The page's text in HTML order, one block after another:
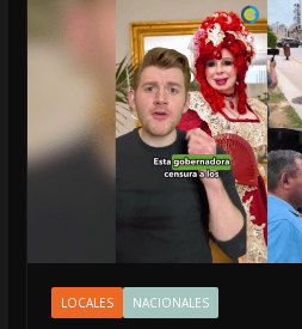
LOCALES NACIONALES